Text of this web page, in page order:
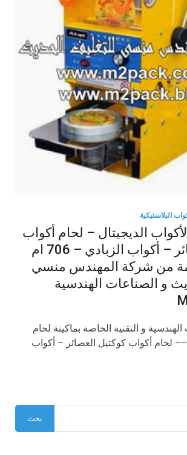
البلاستيكية
الديجيتال – لحام أكواب
كوكتيل العصائر – أكواب الزبادي – 706 ام
من شركة المهندس منسي
و الصناعات الهندسية
و التقنية الخاصة بماكينة لحام
–– لحام أكواب كوكتيل العصائر – أكواب